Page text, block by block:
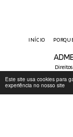
Este site usa cookies para
experiência no nosso site
Política de Frete,
INÍCIO